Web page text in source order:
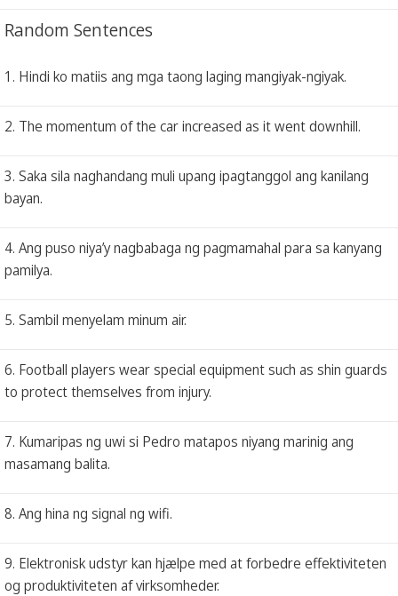
Random Sentences
1. Hindi ko matiis ang mga taong laging mangiyak-ngiyak.
2. The momentum of the car increased as it went downhill.
3. Saka sila naghandang muli upang ipagtanggol ang kanilang
bayan.
4. Ang puso niya’y nagbabaga ng pagmamahal para sa kanyang
pamilya.
5. Sambil menyelam minum air.
6. Football players wear special equipment such as shin guards
to protect themselves from injury.
7. Kumaripas ng uwi si Pedro matapos niyang marinig ang
masamang balita.
8. Ang hina ng signal ng wifi.
9. Elektronisk udstyr kan hjælpe med at forbedre effektiviteten
og produktiviteten af ​​virksomheder.